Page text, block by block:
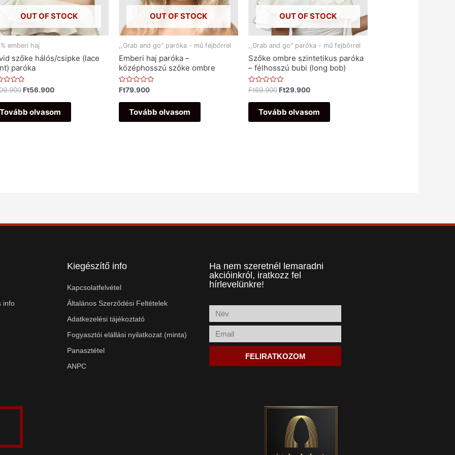
OUT OF STOCK
emberi haj
szőke hálós/csipke (lace
paróka
Ft56.900
Tovább olvasom
OUT OF STOCK
,,Grab and go" paróka - mű fejbőrrel
Emberi haj paróka –
középhosszú szőke ombre
Értékelés:
/
Ft79.900
Tovább olvasom
OUT OF STOCK
,,Grab and go" paróka - mű fejbőrrel
Szőke ombre szintetikus paróka
– félhosszú bubi (long bob)
Értékelés:
/
Ft69.900Ft29.900
Tovább olvasom
info
Kiegészítő info
Kapcsolatfelvétel
Általános Szerződési Feltételek
Adatkezelési tájékoztató
Fogyasztói elállási nyilatkozat (minta)
Panasztétel
ANPC
Ha nem szeretnél lemaradni
akcióinkról, iratkozz fel
hírlevelünkre!
FELIRATKOZOM